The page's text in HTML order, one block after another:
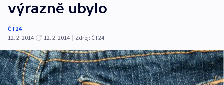
výrazně ubylo
ČT24
12. 2. 2014
12. 2. 2014 | Zdroj: ČT24